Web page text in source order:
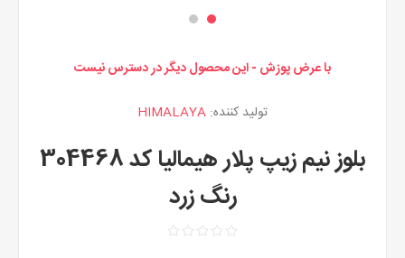
با عرض پوزش - این محصول دیگر در دسترس نیست
تولید کننده: HIMALAYA
بلوز نیم زیپ پلار هیمالیا کد 304468
رنگ زرد